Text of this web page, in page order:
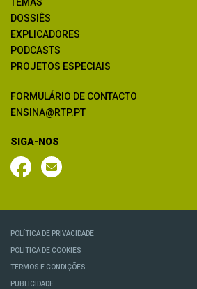
DOSSIÊS
EXPLICADORES
PODCASTS
PROJETOS ESPECIAIS
FORMULÁRIO DE CONTACTO
ENSINA@RTP.PT
SIGA-NOS
POLÍTICA DE PRIVACIDADE
POLÍTICA DE COOKIES
TERMOS E CONDIÇÕES
PUBLICIDADE